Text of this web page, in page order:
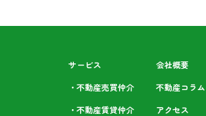
サービス
・不動産売買仲介
・不動産賃貸仲介
会社概要
不動産コラム
アクセス